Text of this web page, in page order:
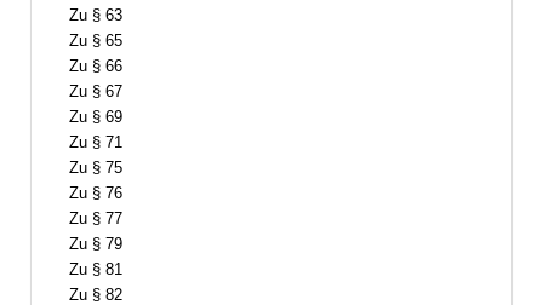
Zu § 63
Zu § 65
Zu § 66
Zu § 67
Zu § 69
Zu § 71
Zu § 75
Zu § 76
Zu § 77
Zu § 79
Zu § 81
Zu § 82